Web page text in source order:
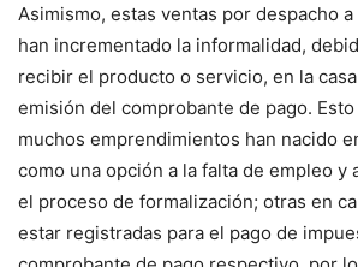
Asimismo, estas ventas por despacho
han incrementado la informalidad,
recibir el producto o servicio, en la
emisión del comprobante de pago.
muchos emprendimientos han nacido
como una opción a la falta de empleo y
el proceso de formalización; otras en
estar registradas para el pago de